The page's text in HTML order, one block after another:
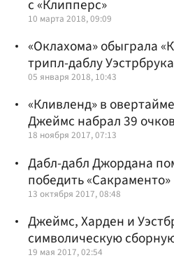
с «Клипперс»
10 марта 2018, 09:09
«Оклахома» обыграла
трипл-даблу Уэстрбрука
05 января 2018, 10:43
«Кливленд» в
Джеймс набрал 39 очков
18 ноября 2017, 07:13
Дабл-дабл Джордана
победить «Сакраменто»
13 октября 2017, 08:48
Джеймс, Харден и
символическую
19 мая 2017, 02:54